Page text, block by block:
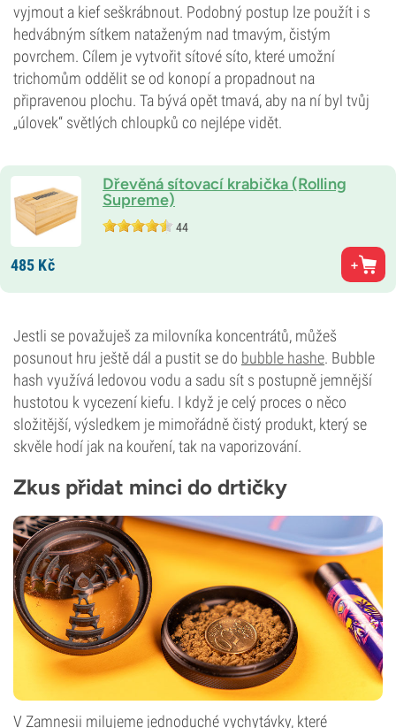
vyjmout a kief seškrábnout. Podobný postup lze použít i s
hedvábným sítkem nataženým nad tmavým, čistým
povrchem. Cílem je vytvořit sítové síto, které umožní
trichomům oddělit se od konopí a propadnout na
připravenou plochu. Ta bývá opět tmavá, aby na ní byl tvůj
„úlovek“ světlých chloupků co nejlépe vidět.
Dřevěná sítovací krabička (Rolling
Supreme)
44
485 Kč
Jestli se považuješ za milovníka koncentrátů, můžeš
posunout hru ještě dál a pustit se do bubble hashe. Bubble
hash využívá ledovou vodu a sadu sít s postupně jemnější
hustotou k vycezení kiefu. I když je celý proces o něco
složitější, výsledkem je mimořádně čistý produkt, který se
skvěle hodí jak na kouření, tak na vaporizování.
Zkus přidat minci do drtičky
V Zamnesii milujeme jednoduché vychytávky, které